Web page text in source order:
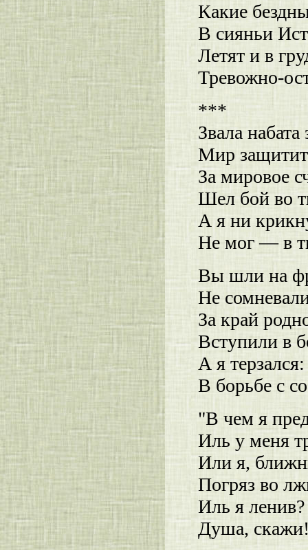
Какие
В сияньи
Летят и в
Тревожно-
***
Звала набата
Мир
За мировое
Шел бой во
А я ни
Не мог — в
Вы шли на
Не
За край
Вступили в
А я
В борьбе с
"В чем я
Иль у меня
Или я,
Погряз во
Иль я
Душа,